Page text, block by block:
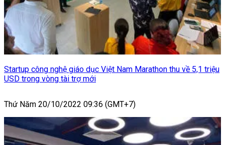
Startup công nghệ giáo dục Việt Nam Marathon thu về 5,1 triệu
USD trong vòng tài trợ mới
Thứ Năm 20/10/2022 09:36 (GMT+7)